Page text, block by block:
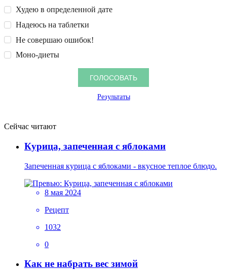
Худею в определенной дате
Надеюсь на таблетки
Не совершаю ошибок!
Моно-диеты
Результаты
Сейчас читают
Курица, запеченная с яблоками
Запеченная курица с яблоками - вкусное теплое блюдо.
8 мая 2024
Рецепт
1032
0
Как не набрать вес зимой